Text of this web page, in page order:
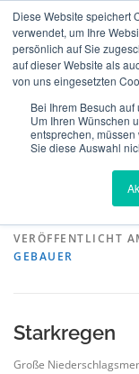
Diese Website speichert
verwendet, um Ihre
persönlich auf Sie
auf dieser Website als
von uns eingesetzten
Bei Ihrem Besuch
Um Ihren Wünschen
entsprechen,
Sie diese Auswahl
Inhalt
springen
ÜBER UNS
TECHNOLGIE
DEUTSCH
MeteoIQ >Neuigkeiten
Westen, dann im Osten
Stark- und
Westen,
VERÖFFENTLICHT
GEBAUER
Starkregen
Große